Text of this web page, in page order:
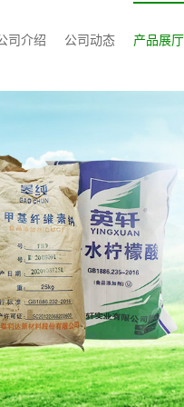
司介绍 公司动态 产品展厅